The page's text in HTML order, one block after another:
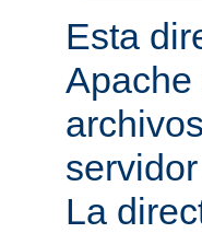
Esta
Apache
La